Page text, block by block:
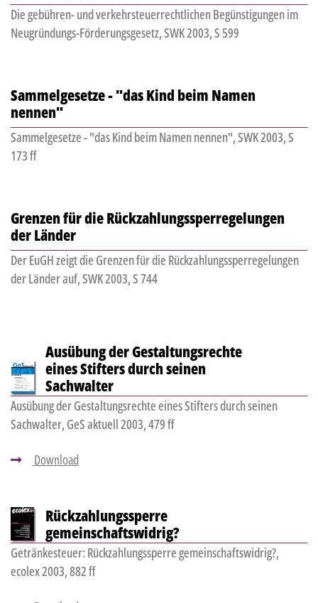
Die gebühren- und verkehrsteuerrechtlichen Begünstigungen im
Neugründungs-Förderungsgesetz, SWK 2003, S 599
Sammelgesetze - "das Kind beim Namen
nennen"
Sammelgesetze - "das Kind beim Namen nennen", SWK 2003, S
173 ff
Grenzen für die Rückzahlungssperregelungen
der Länder
Der EuGH zeigt die Grenzen für die Rückzahlungssperregelungen
der Länder auf, SWK 2003, S 744
Ausübung der Gestaltungsrechte
eines Stifters durch seinen
Sachwalter
Ausübung der Gestaltungsrechte eines Stifters durch seinen
Sachwalter, GeS aktuell 2003, 479 ff
Download
Rückzahlungssperre
gemeinschaftswidrig?
Getränkesteuer: Rückzahlungssperre gemeinschaftswidrig?,
ecolex 2003, 882 ff